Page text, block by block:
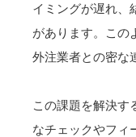
イミングが遅れ、
があります。この
外注業者との密な
この課題を解決す
なチェックやフィ